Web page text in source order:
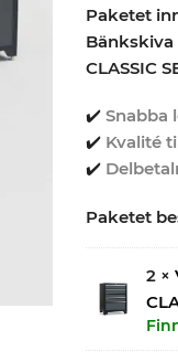
Paketet
CLASSIC
✔️ Snabba
✔️ Kvalité
✔️
Paketet
2 ×